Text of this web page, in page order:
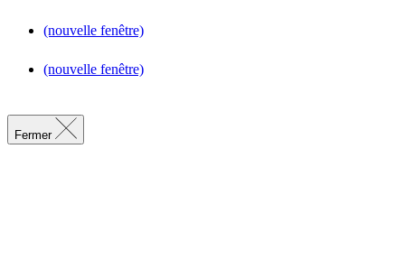
(nouvelle fenêtre)
(nouvelle fenêtre)
Fermer